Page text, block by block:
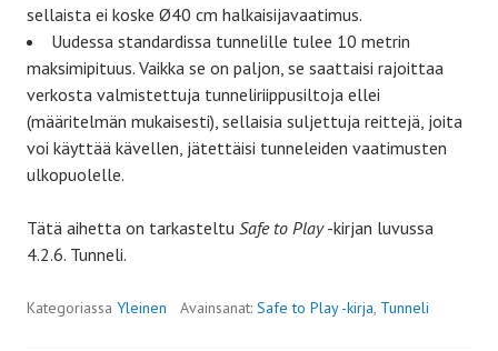
sellaista ei koske Ø40 cm halkaisijavaatimus.
Uudessa standardissa tunnelille tulee 10 metrin
maksimipituus. Vaikka se on paljon, se saattaisi rajoittaa
verkosta valmistettuja tunneliriippusiltoja ellei
(määritelmän mukaisesti), sellaisia suljettuja reittejä, joita
voi käyttää kävellen, jätettäisi tunneleiden vaatimusten
ulkopuolelle.
Tätä aihetta on tarkasteltu Safe to Play-kirjan luvussa
4.2.6. Tunneli.
Kategoriassa Yleinen Avainsanat: Safe to Play -kirja, Tunneli